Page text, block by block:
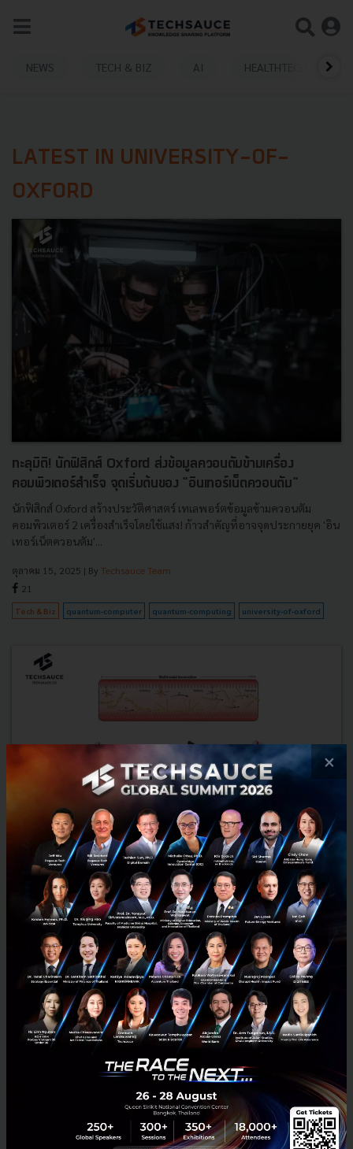
NEWS TECH & BIZ AI HEALTHTECH
LATEST IN UNIVERSITY-OF-
OXFORD
ทะลุมิติ! นักฟิสิกส์ Oxford ส่งข้อมูลควอนตัมข้ามเครื่อง
คอมพิวเตอร์สำเร็จ จุดเริ่มต้นของ "อินเทอร์เน็ตควอนตัม"
นักฟิสิกส์ Oxford สร้างประวัติศาสตร์ เทเลพอร์ตข้อมูลข้ามควอนตัม
คอมพิวเตอร์ 2 เครื่องสำเร็จโดยใช้แสง! ก้าวสำคัญที่อาจจุดประกายยุค 'อิน
เทอร์เน็ตควอนตัม'...
ตุลาคม 15, 2025 | By Techsauce Team
21
Tech & Biz quantum-computer quantum-computing university-of-oxford
‘PMDMs’ หุ่นยนต์จิ๋วแม่เหล็ก สั่งได้ดั่งใจ นำส่งยาตรงจุด เพิ่ม
ประสิทธิภาพการรักษามหาศาล
ค้นพบนวัตกรรมไมโครโรบอท (PMDMs) หุ่นยนต์จิ๋วจากเจลแม่เหล็กที่
สามารถควบคุมการเคลื่อนที่เพื่อนำส่งยาไปยังเป้าหมายได้อย่างแม่นยำ
เตรียมปฏิวัติการรักษาโรคอย่างลำไส้อักเสบและการผ่าตัด เ...
สิงหาคม 1, 2025 | ByTechsauce Team
News PMDMs Robotics Microrobot Medical Technology
×